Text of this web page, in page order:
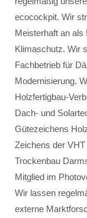
ecocockpit. Wir
Meisterhaft an als
Klimaschutz. Wir
Fachbetrieb für
Modernisierung.
Holzfertigbau-
Dach- und
Gütezeichens
Zeichens der
Trockenbau
Mitglied im
Wir lassen
externe